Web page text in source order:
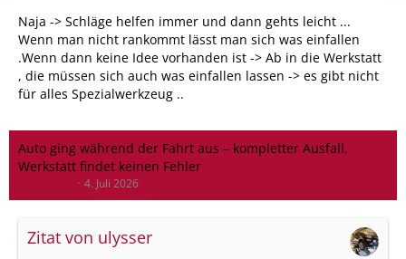
Naja -> Schläge helfen immer und dann gehts leicht ...
Wenn man nicht rankommt lässt man sich was einfallen
.Wenn dann keine Idee vorhanden ist -> Ab in die Werkstatt
, die müssen sich auch was einfallen lassen -> es gibt nicht
für alles Spezialwerkzeug ..
Auto ging während der Fahrt aus – kompletter Ausfall,
Werkstatt findet keinen Fehler
4. Juli 2026
Zitat von ulysser